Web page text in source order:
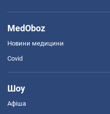
MedOboz
Новини медицини
Covid
Шоу
Афіша